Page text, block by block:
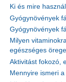
Ki és mire
Gyógynövények
Gyógynövények
Milyen
egészséges
Aktivitást fokozó,
Mennyire ismeri